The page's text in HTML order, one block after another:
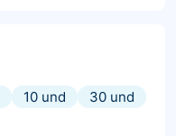
10 und
30 und